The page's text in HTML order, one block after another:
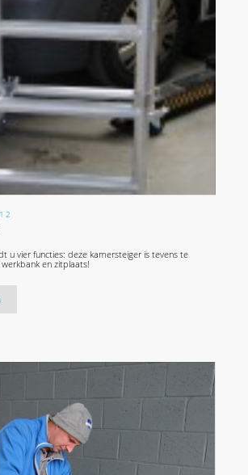
u vier functies: deze kamersteiger is tevens te
en zitplaats!